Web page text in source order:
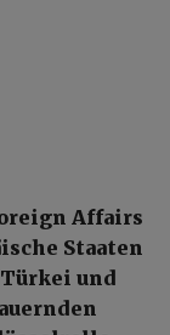
Affairs
Staaten
und